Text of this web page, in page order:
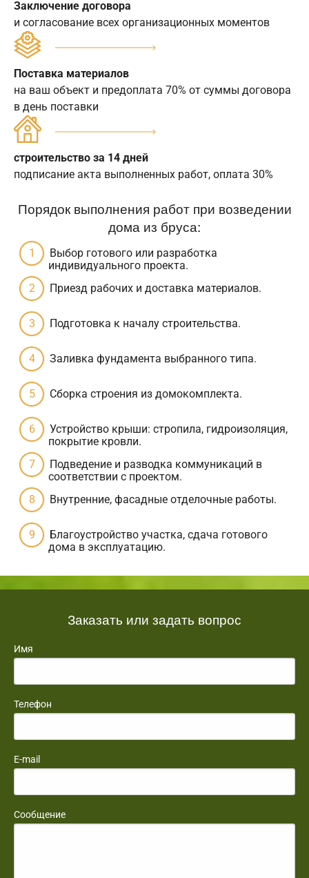
Заключение договора
и согласование всех организационных моментов
Поставка материалов
на ваш объект и предоплата 70% от суммы договора
в день поставки
строительство за 14 дней
подписание акта выполненных работ, оплата 30%
Порядок выполнения работ при возведении
дома из бруса:
Выбор готового или разработка
индивидуального проекта.
Приезд рабочих и доставка материалов.
Подготовка к началу строительства.
Заливка фундамента выбранного типа.
Сборка строения из домокомплекта.
Устройство крыши: стропила, гидроизоляция,
покрытие кровли.
Подведение и разводка коммуникаций в
соответствии с проектом.
Внутренние, фасадные отделочные работы.
Благоустройство участка, сдача готового
дома в эксплуатацию.
Заказать или задать вопрос
Имя
Телефон
E-mail
Сообщение